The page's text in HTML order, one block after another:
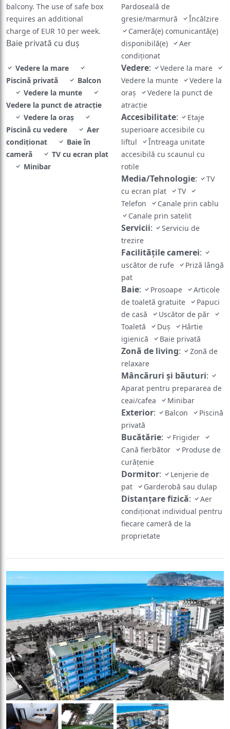
balcony. The use of safe box
requires an additional
charge of EUR 10 per week.
Baie privată cu duș
Vedere la mare
Piscină privată
Balcon
Vedere la munte
Vedere la punct de atracţie
Vedere la oraș
Piscină cu vedere
Aer
condiţionat
Baie în
cameră
TV cu ecran plat
Minibar
Pardoseală de
gresie/marmură
Încălzire
Cameră(e) comunicantă(e)
disponibilă(e)
Aer
condiţionat
Vedere:
Vedere la mare
Vedere la munte
Vedere la
oraș
Vedere la punct de
atracţie
Accesibilitate:
Etaje
superioare accesibile cu
liftul
Întreaga unitate
accesibilă cu scaunul cu
rotile
Media/Tehnologie:
TV
cu ecran plat
TV
Telefon
Canale prin cablu
Canale prin satelit
Servicii:
Serviciu de
trezire
Facilităţile camerei:
uscător de rufe
Priză lângă
pat
Baie: Prosoape
Articole
de toaletă gratuite
Papuci
de casă
Uscător de păr
Toaletă
Duş
Hârtie
igienică
Baie privată
Zonă de living:
Zonă de
relaxare
Mâncăruri și băuturi:
Aparat pentru prepararea de
ceai/cafea
Minibar
Exterior: Balcon
Piscină
privată
Bucătărie:
Frigider
Cană fierbător
Produse de
curățenie
Dormitor:
Lenjerie de
pat
Garderobă sau dulap
Distanțare fizică:
Aer
condiționat individual pentru
fiecare cameră de la
proprietate